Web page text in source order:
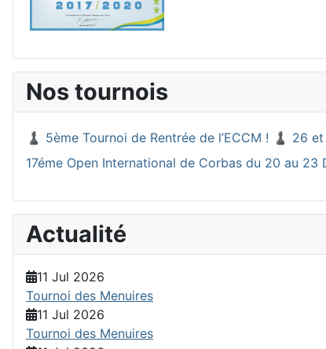
Nos tournois
♟️ 5ème Tournoi de Rentrée de l’ECCM ! ♟️ 26
17éme Open International de Corbas du 20 au 23
Actualité
11 Jul 2026
Tournoi des Menuires
11 Jul 2026
Tournoi des Menuires